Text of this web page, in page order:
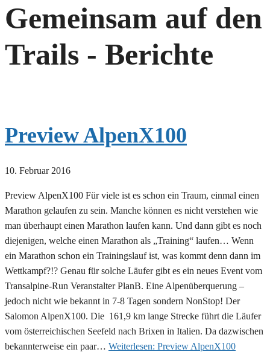
Gemeinsam auf den
Trails - Berichte
Preview AlpenX100
10. Februar 2016
Preview AlpenX100 Für viele ist es schon ein Traum, einmal einen
Marathon gelaufen zu sein. Manche können es nicht verstehen wie
man überhaupt einen Marathon laufen kann. Und dann gibt es noch
diejenigen, welche einen Marathon als „Training“ laufen… Wenn
ein Marathon schon ein Trainingslauf ist, was kommt denn dann im
Wettkampf?!? Genau für solche Läufer gibt es ein neues Event vom
Transalpine-Run Veranstalter PlanB. Eine Alpenüberquerung –
jedoch nicht wie bekannt in 7-8 Tagen sondern NonStop! Der
Salomon AlpenX100. Die 161,9 km lange Strecke führt die Läufer
vom österreichischen Seefeld nach Brixen in Italien. Da dazwischen
bekannterweise ein paar… Weiterlesen: Preview AlpenX100